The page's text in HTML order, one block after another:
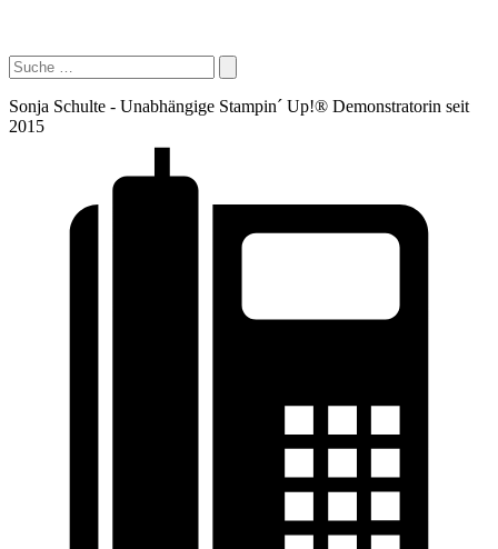
Sonja Schulte - Unabhängige Stampin´ Up!® Demonstratorin seit
2015